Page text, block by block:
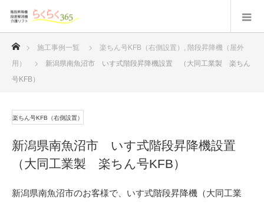
ホーム
施工事例一覧 楽ちん号KFB（右側設置） , 階段昇降機（屋外
用）
新潟県南魚沼市 いす式階段昇降機設置 （大同工業製 楽ちん
号KFB）
楽ちん号KFB（右側設置）
新潟県南魚沼市 いす式階段昇降機設置
（大同工業製 楽ちん号KFB）
新潟県南魚沼市のお客様で、いす式階段昇降機（大同工業